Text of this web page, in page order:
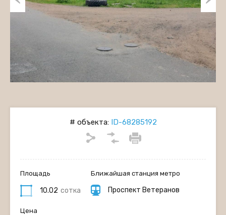
# объекта:ID-68285192
Площадь
10.02 сотка
Ближайшая станция метро
Проспект Ветеранов
Цена